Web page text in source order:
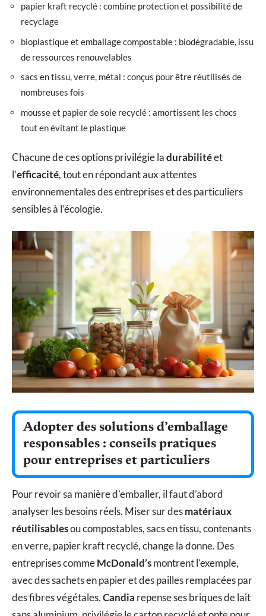
papier kraft recyclé : combine protection et possibilité de
recyclage
bioplastique et emballage compostable : biodégradable, issu
de ressources renouvelables
sacs en tissu, verre, métal : conçus pour être réutilisés de
nombreuses fois
mousse et papier de soie recyclé : amortissent les chocs
tout en évitant le plastique
Chacune de ces options privilégie ladurabilitéet
l’efficacité, tout en répondant aux attentes
environnementales des entreprises et des particuliers
sensibles à l’écologie.
Adopter des solutions d’emballage
responsables : conseils pratiques
pour entreprises et particuliers
Pour revoir sa manière d’emballer, il faut d’abord
analyser les besoins réels. Miser sur desmatériaux
réutilisablesou compostables, sacs en tissu, contenants
en verre, papier kraft recyclé, change la donne. Des
entreprises commeMcDonald’smontrent l’exemple,
avec des sachets en papier et des pailles remplacées par
des fibres végétales.Candia repense ses briques de lait